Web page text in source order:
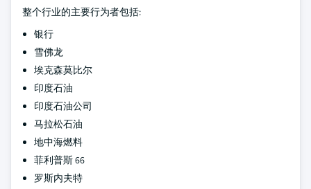
整个行业的主要行为者包括:
银行
雪佛龙
埃克森莫比尔
印度石油
印度石油公司
马拉松石油
地中海燃料
菲利普斯 66
罗斯内夫特